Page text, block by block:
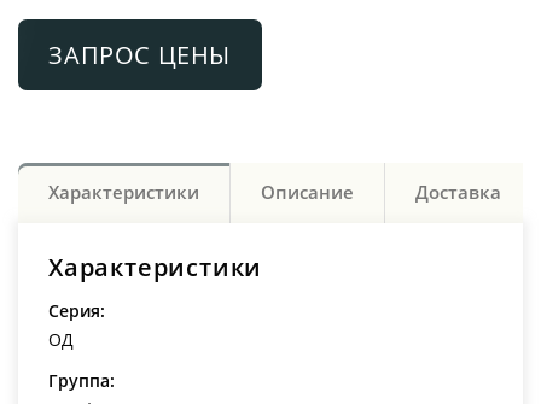
ЗАПРОС ЦЕНЫ
Характеристики Описание Доставка
Характеристики
Серия:
ОД
Группа: